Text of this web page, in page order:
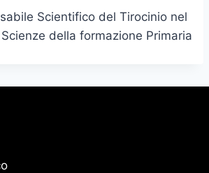
Scientifico del Tirocinio nel
della formazione Primaria